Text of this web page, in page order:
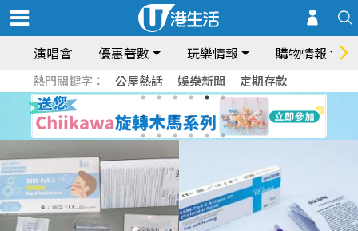
演唱會 優惠著數 玩樂情報 購物情報
熱門關鍵字： 公屋熱話 娛樂新聞 定期存款